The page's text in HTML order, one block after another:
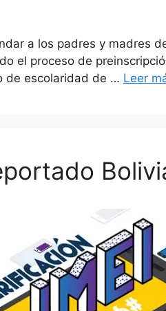
a los padres y madres
el proceso de
de escolaridad de … Leer